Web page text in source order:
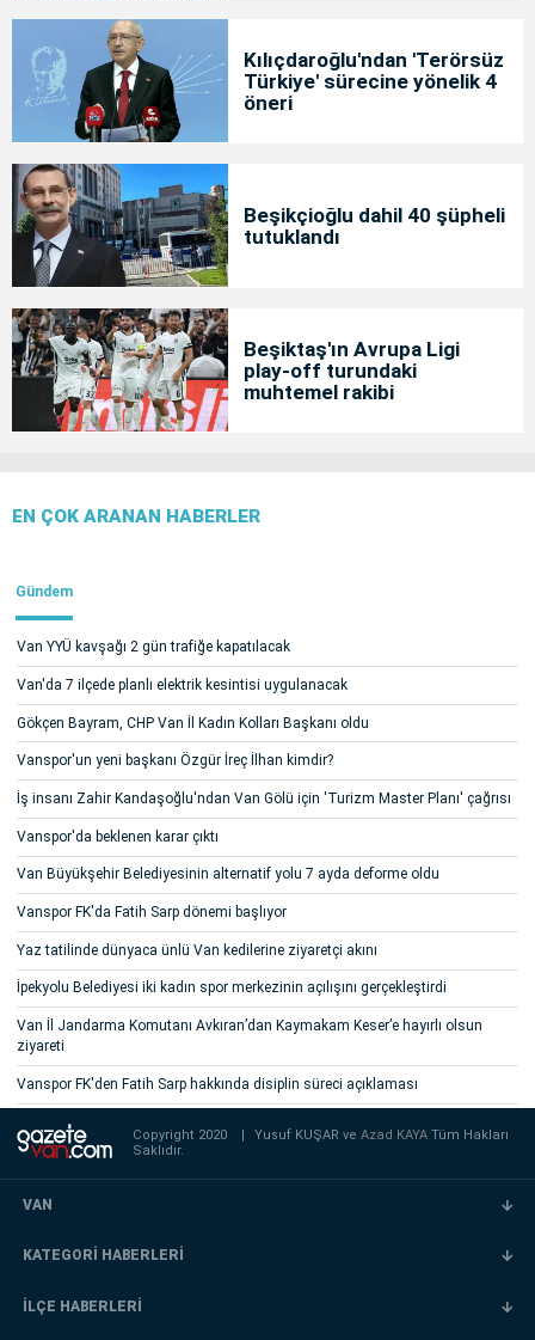
Kılıçdaroğlu'ndan 'Terörsüz
Türkiye' sürecine yönelik 4
öneri
Beşikçioğlu dahil 40 şüpheli
tutuklandı
Beşiktaş'ın Avrupa Ligi
play-off turundaki
muhtemel rakibi
EN ÇOK ARANAN HABERLER
Gündem
Van YYÜ kavşağı 2 gün trafiğe kapatılacak
Van'da 7 ilçede planlı elektrik kesintisi uygulanacak
Gökçen Bayram, CHP Van İl Kadın Kolları Başkanı oldu
Vanspor'un yeni başkanı Özgür İreç İlhan kimdir?
İş insanı Zahir Kandaşoğlu'ndan Van Gölü için 'Turizm Master Planı' çağrısı
Vanspor'da beklenen karar çıktı
Van Büyükşehir Belediyesinin alternatif yolu 7 ayda deforme oldu
Vanspor FK'da Fatih Sarp dönemi başlıyor
Yaz tatilinde dünyaca ünlü Van kedilerine ziyaretçi akını
İpekyolu Belediyesi iki kadın spor merkezinin açılışını gerçekleştirdi
Van İl Jandarma Komutanı Avkıran’dan Kaymakam Keser’e hayırlı olsun
ziyareti
Vanspor FK'den Fatih Sarp hakkında disiplin süreci açıklaması
Copyright 2020 Yusuf KUŞAR veAzad KAYATüm Hakları
Saklıdır.
VAN
KATEGORİ HABERLERİ
İLÇE HABERLERİ